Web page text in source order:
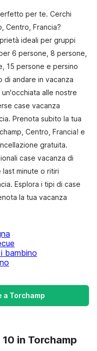
per te. Cerchi
Centro, Francia?
ideali per gruppi
6 persone, 8 persone,
15 persone e persino
di andare in vacanza
alle nostre
case vacanza
Prenota subito la tua
Centro, Francia! e
gratuita.
case vacanza di
minute o ritiri
Esplora i tipi di case
la tua vacanza
bambino
a Torchamp
in Torchamp